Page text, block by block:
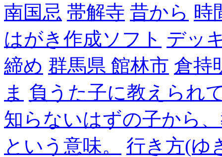
南国忌 帯解寺 昔から 時
はがき作成ソフト デッ
締め 群馬県 館林市 倉持
ま 負うた子に教えられ
知らないはずの子から
という意味。
行き方(ゆ